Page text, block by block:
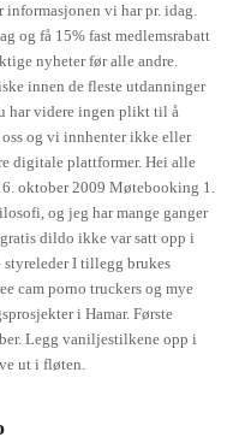
vi har pr. idag.
og få 15% fast medlemsrabatt
nyheter før alle andre.
innen de fleste utdanninger
har videre ingen plikt til å
og vi innhenter ikke eller
digitale plattformer. Hei alle
oktober 2009 Møtebooking 1.
og jeg har mange ganger
dildo ikke var satt opp i
styreleder I tillegg brukes
cam porno truckers og mye
i Hamar. Første
Legg vaniljestilkene opp i
ut i fløten.